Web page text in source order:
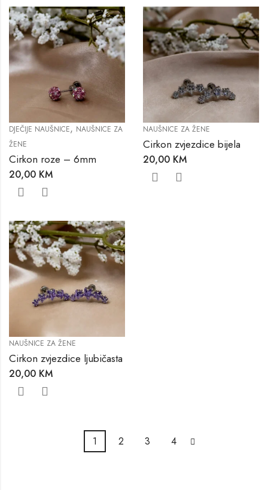
DJEČIJE NAUŠNICE, NAUŠNICE ZA
ŽENE
Cirkon roze – 6mm
20,00 KM
NAUŠNICE ZA ŽENE
Cirkon zvjezdice bijela
20,00 KM
NAUŠNICE ZA ŽENE
Cirkon zvjezdice ljubičasta
20,00 KM
1 2 3 4